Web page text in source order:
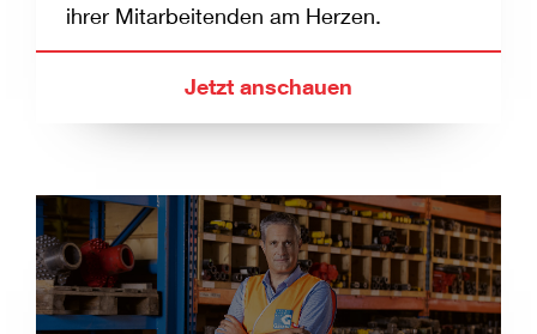
ihrer Mitarbeitenden am Herzen.
Jetzt anschauen